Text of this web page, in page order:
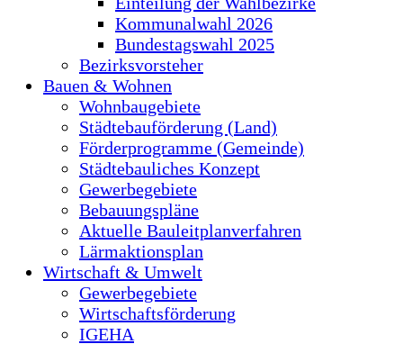
Kommunalwahl 2026
Bundestagswahl 2025
Bezirksvorsteher
Bauen & Wohnen
Wohnbaugebiete
Städtebauförderung (Land)
Förderprogramme (Gemeinde)
Städtebauliches Konzept
Gewerbegebiete
Bebauungspläne
Aktuelle Bauleitplanverfahren
Lärmaktionsplan
Wirtschaft & Umwelt
Gewerbegebiete
Wirtschaftsförderung
IGEHA